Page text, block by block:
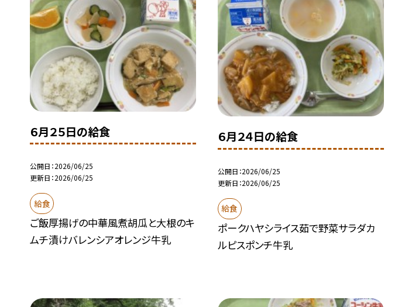
６月２５日の給食
公開日 2026/06/25
更新日 2026/06/25
給食
ご飯厚揚げの中華風煮胡瓜と大根のキ
ムチ漬けバレンシアオレンジ牛乳
６月２４日の給食
公開日 2026/06/25
更新日 2026/06/25
給食
ポークハヤシライス茹で野菜サラダカ
ルピスポンチ牛乳